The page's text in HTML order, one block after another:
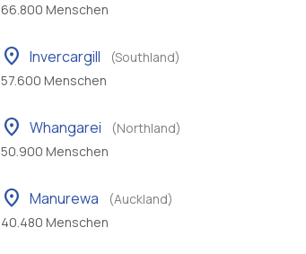
66.800 Menschen
location_on Invercargill
(Southland)
57.600 Menschen
location_on Whangarei
(Northland)
50.900 Menschen
location_on Manurewa
(Auckland)
40.480 Menschen